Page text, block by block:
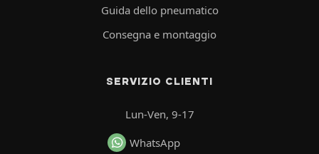
Guida dello pneumatico
Consegna e montaggio
SERVIZIO CLIENTI
Lun-Ven, 9-17
WhatsApp